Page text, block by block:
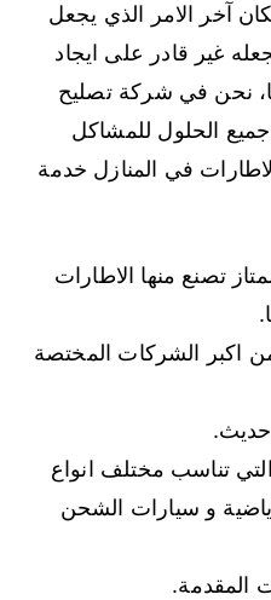
آخر الامر الذي يجعل
غير قادر على ايجاد
نحن في شركة تصليح
الحلول للمشاكل
في المنازل خدمة
تصنع منها الاطارات
اكبر الشركات المختصة
حديث.
تناسب مختلف انواع
و سيارات الشحن
المقدمة.